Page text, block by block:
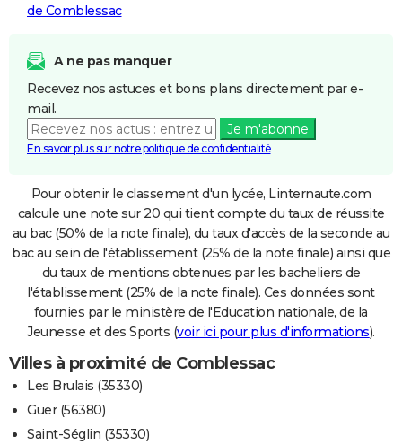
de Comblessac
A ne pas manquer
Recevez nos astuces et bons plans directement par e-
mail.
Je m'abonne
En savoir plus sur notre politique de confidentialité
Pour obtenir le classement d'un lycée, Linternaute.com
calcule une note sur 20 qui tient compte du taux de réussite
au bac (50% de la note finale), du taux d'accès de la seconde au
bac au sein de l'établissement (25% de la note finale) ainsi que
du taux de mentions obtenues par les bacheliers de
l'établissement (25% de la note finale). Ces données sont
fournies par le ministère de l'Education nationale, de la
Jeunesse et des Sports (voir ici pour plus d'informations).
Villes à proximité de Comblessac
Les Brulais (35330)
Guer (56380)
Saint-Séglin (35330)